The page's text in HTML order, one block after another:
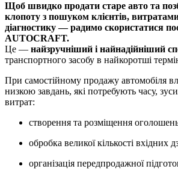
Щоб швидко продати старе авто та
клопоту з пошуком клієнтів,
діагностику — радимо скористатися
AUTOCRAFT.
Це — найзручніший і найнадійніший
транспортного засобу в найкоротші
При самостійному продажу автомобіля
низкою завдань, які потребують часу,
витрат:
створення та розміщення оголошень
обробка великої кількості вхідних
організація передпродажної